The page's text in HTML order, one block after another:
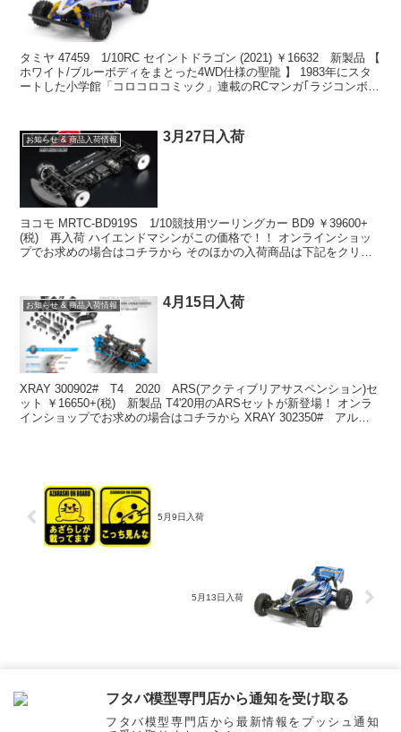
タミヤ 47459 1/10RC セイントドラゴン (2021) ￥16632 新製品 【
ホワイト/ブルーボディをまとった4WD仕様の聖龍 】 1983年にスタ
ートした小学館「コロコロコミック」連載のRCマンガ｢ラジコンボー
お知らせ & 商品入荷情報 3月27日入荷
ヨコモ MRTC-BD919S 1/10競技用ツーリングカー BD9 ￥39600+
(税) 再入荷 ハイエンドマシンがこの価格で！！ オンラインショッ
プでお求めの場合はコチラから そのほかの入荷商品は下記をクリッ
お知らせ & 商品入荷情報 4月15日入荷
XRAY 300902# T4 2020 ARS(アクティブリアサスペンション)セ
ット ￥16650+(税) 新製品 T4'20用のARSセットが新登場！ オンラ
インショップでお求めの場合はコチラから XRAY 302350# アルミC
5月9日入荷
5月13日入荷
フタバ模型専門店から通知を受け取る
フタバ模型専門店から最新情報をプッシュ通知